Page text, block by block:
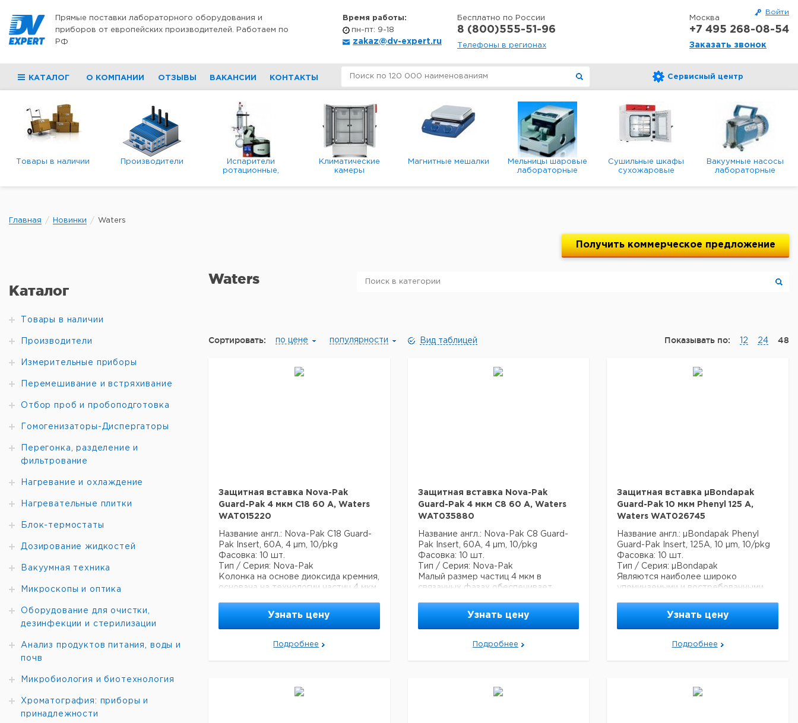
Войти
Прямые поставки лабораторного оборудования и
приборов от европейских производителей. Работаем по
РФ
Время работы:
пн-пт: 9-18
zakaz@dv-expert.ru
Бесплатно по России
8 (800)555-51-96
Телефоны в регионах
Москва
+7 495 268-08-54
Заказать звонок
КАТАЛОГ О КОМПАНИИ ОТЗЫВЫ ВАКАНСИИ КОНТАКТЫ Сервисный центр
Товары в наличии Производители
Испарители
ротационные,
вакуумные
Климатические
камеры
Магнитные мешалки
Мельницы шаровые
лабораторные
Сушильные шкафы
сухожаровые
Вакуумные насосы
лабораторные
мембранные
Главная Новинки Waters
Получить коммерческое предложение
Каталог
Товары в наличии
Производители
Измерительные приборы
Перемешивание и встряхивание
Отбор проб и пробоподготовка
Гомогенизаторы-Диспергаторы
Перегонка, разделение и
фильтрование
Нагревание и охлаждение
Нагревательные плитки
Блок-термостаты
Дозирование жидкостей
Вакуумная техника
Микроскопы и оптика
Оборудование для очистки,
дезинфекции и стерилизации
Анализ продуктов питания, воды и
почв
Микробиология и биотехнология
Хроматография: приборы и
принадлежности
Waters
Сортировать: по цене популярности Вид таблицей Показывать по: 12 24 48
Защитная вставка Nova-Pak
Guard-Pak 4 мкм C18 60 A, Waters
WAT015220
Название англ.: Nova-Pak C18 Guard-
Pak Insert, 60A, 4 µm, 10/pkg
Фасовка: 10 шт.
Тип / Серия: Nova-Pak
Колонка на основе диоксида кремния,
основана на технологии частиц 4 мкм.
обеспечивает более высокое
разрешение, более эффективное
разделение и более быструю
хроматографию.
фаза.
Узнать цену
Подробнее
Защитная вставка Nova-Pak
Guard-Pak 4 мкм C8 60 A, Waters
WAT035880
Название англ.: Nova-Pak C8 Guard-
Pak Insert, 60A, 4 µm, 10/pkg
Фасовка: 10 шт.
Тип / Серия: Nova-Pak
Малый размер частиц 4 мкм в
связанных фазах обеспечивает
эффективную и быструю
хроматографию с использованием
более коротких колонок, снижения
расхода растворителя или
колонок для разделения даже самой
Узнать цену
Подробнее
Защитная вставка µBondapak
Guard-Pak 10 мкм Phenyl 125 A,
Waters WAT026745
Название англ.: µBondapak Phenyl
Guard-Pak Insert, 125A, 10 µm, 10/pkg
Фасовка: 10 шт.
Тип / Серия: µBondapak
Являются наиболее широко
упоминаемыми и востребованными
Режим разделения: обращенная
Размер пор 125 А
Размер частиц 10 мкм
Узнать цену
Подробнее